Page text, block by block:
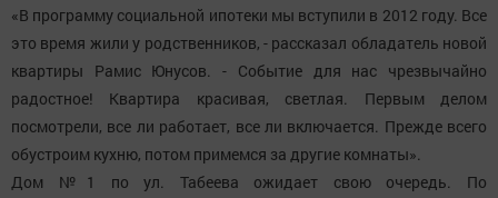
«В программу социальной ипотеки мы вступили в 2012 году. Все
это время жили у родственников, - рассказал обладатель новой
квартиры Рамис Юнусов. - Событие для нас чрезвычайно
радостное! Квартира красивая, светлая. Первым делом
посмотрели, все ли работает, все ли включается. Прежде всего
обустроим кухню, потом примемся за другие комнаты».
Дом №1 по ул. Табеева ожидает свою очередь. По